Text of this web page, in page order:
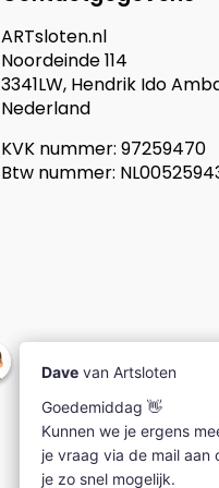
ARTsloten.nl
Noordeinde 114
3341LW, Hendrik Ido
Nederland
KVK nummer: 97259470
Btw nummer: